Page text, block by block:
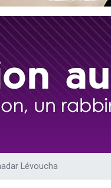
Maasser
faire un don pour 5 jours de
rejoindre sur WhatsApp
une bénédiction
de faire un don pour Sauvez la
en groupe sur Zoom
dans Torah-Box Music
Lévoucha